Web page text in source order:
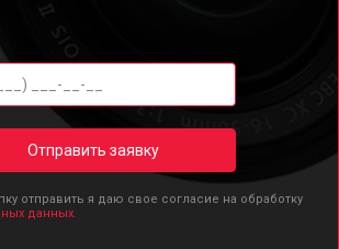
Отправить заявку
отправить я даю свое согласие на обработку
данных.